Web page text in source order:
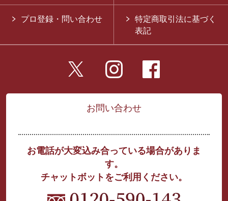
プロ登録・問い合わせ
特定商取引法に基づく
表記
お問い合わせ
お電話が大変込み合っている場合がありま
す。
チャットボットをご利用ください。